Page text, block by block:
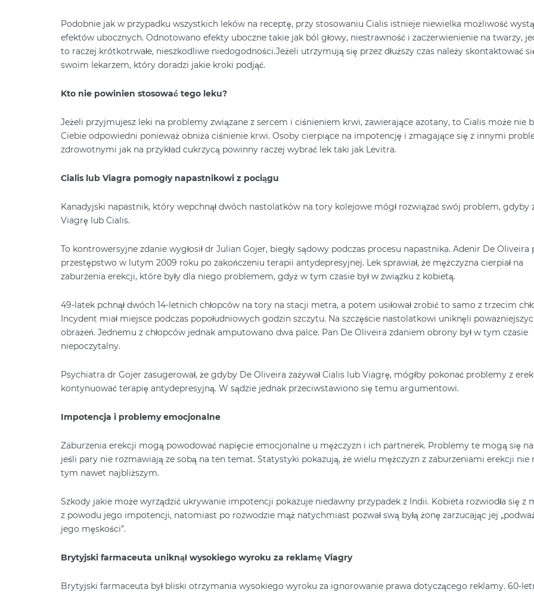
Podobnie jak w przypadku wszystkich leków na receptę, przy stosowaniu Cialis istnieje niewielka możliwość
efektów ubocznych. Odnotowano efekty uboczne takie jak ból głowy, niestrawność i zaczerwienienie na twarzy,
to raczej krótkotrwałe, nieszkodliwe niedogodności.Jeżeli utrzymują się przez dłuższy czas należy skontaktować
swoim lekarzem, który doradzi jakie kroki podjąć.
Kto nie powinien stosować tego leku?
Jeżeli przyjmujesz leki na problemy związane z sercem i ciśnieniem krwi, zawierające azotany, to Cialis może nie
Ciebie odpowiedni ponieważ obniża ciśnienie krwi. Osoby cierpiące na impotencję i zmagające się z innymi
zdrowotnymi jak na przykład cukrzycą powinny raczej wybrać lek taki jak Levitra.
Cialis lub Viagra pomogły napastnikowi z pociągu
Kanadyjski napastnik, który wepchnął dwóch nastolatków na tory kolejowe mógł rozwiązać swój problem, gdyby
Viagrę lub Cialis.
To kontrowersyjne zdanie wygłosił dr Julian Gojer, biegły sądowy podczas procesu napastnika. Adenir De Oliveira
przestępstwo w lutym 2009 roku po zakończeniu terapii antydepresyjnej. Lek sprawiał, że mężczyzna cierpiał na
zaburzenia erekcji, które były dla niego problemem, gdyż w tym czasie był w związku z kobietą.
49-latek pchnął dwóch 14-letnich chłopców na tory na stacji metra, a potem usiłował zrobić to samo z trzecim
Incydent miał miejsce podczas popołudniowych godzin szczytu. Na szczęście nastolatkowi uniknęli
obrażeń. Jednemu z chłopców jednak amputowano dwa palce. Pan De Oliveira zdaniem obrony był w tym czasie
niepoczytalny.
Psychiatra dr Gojer zasugerował, że gdyby De Oliveira zażywał Cialis lub Viagrę, mógłby pokonać problemy z
kontynuować terapię antydepresyjną. W sądzie jednak przeciwstawiono się temu argumentowi.
Impotencja i problemy emocjonalne
Zaburzenia erekcji mogą powodować napięcie emocjonalne u mężczyzn i ich partnerek. Problemy te mogą się
jeśli pary nie rozmawiają ze sobą na ten temat. Statystyki pokazują, że wielu mężczyzn z zaburzeniami erekcji nie
tym nawet najbliższym.
Szkody jakie może wyrządzić ukrywanie impotencji pokazuje niedawny przypadek z Indii. Kobieta rozwiodła się z
z powodu jego impotencji, natomiast po rozwodzie mąż natychmiast pozwał swą byłą żonę zarzucając jej
jego męskości”.
Brytyjski farmaceuta uniknął wysokiego wyroku za reklamę Viagry
Brytyjski farmaceuta był bliski otrzymania wysokiego wyroku za ignorowanie prawa dotyczącego reklamy. 60-